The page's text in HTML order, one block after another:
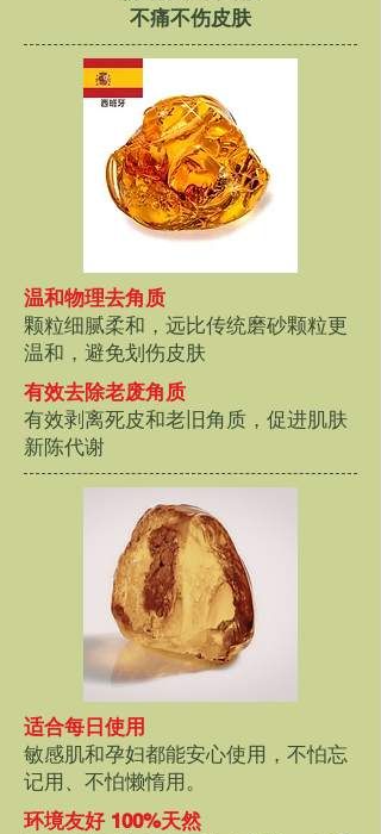
不痛不伤皮肤
温和物理去角质
颗粒细腻柔和，远比传统磨砂颗粒更
温和，避免划伤皮肤
有效去除老废角质
有效剥离死皮和老旧角质，促进肌肤
新陈代谢
适合每日使用
敏感肌和孕妇都能安心使用，不怕忘
记用、不怕懒惰用。
环境友好 100%天然